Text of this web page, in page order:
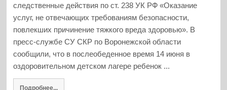
следственные действия по ст. 238 УК РФ «Оказание
услуг, не отвечающих требованиям безопасности,
повлекших причинение тяжкого вреда здоровью». В
пресс-службе СУ СКР по Воронежской области
сообщили, что в послеобеденное время 14 июня в
оздоровительном детском лагере ребенок ...
Подробнее...